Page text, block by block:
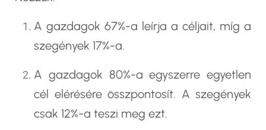
A gazdagok 67%-a leírja a céljait, míg a
szegények 17%-a.
A gazdagok 80%-a egyszerre egyetlen
cél elérésére összpontosít. A szegények
csak 12%-a teszi meg ezt.